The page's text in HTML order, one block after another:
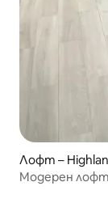
Лофт –
Модерен лофт